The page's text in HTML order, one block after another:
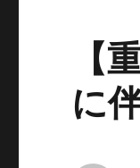
【
に